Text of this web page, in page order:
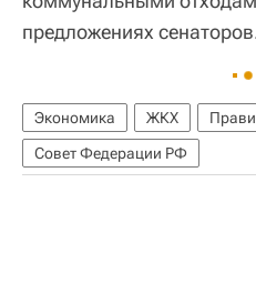
предложениях
Экономика ЖКХ
Совет Федерации РФ